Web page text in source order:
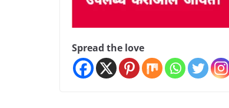
Spread the love